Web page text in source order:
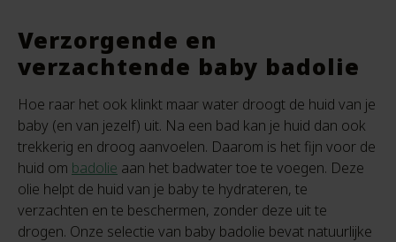
Verzorgende en
verzachtende baby badolie
Hoe raar het ook klinkt maar water droogt de huid van je
baby (en van jezelf) uit. Na een bad kan je huid dan ook
trekkerig en droog aanvoelen. Daarom is het fijn voor de
huid om badolie aan het badwater toe te voegen. Deze
olie helpt de huid van je baby te hydrateren, te
verzachten en te beschermen, zonder deze uit te
drogen. Onze selectie van baby badolie bevat natuurlijke